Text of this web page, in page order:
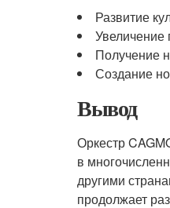
Развитие
Увеличение
Получение
Создание
Вывод
Оркестр
в
другими
продолжает